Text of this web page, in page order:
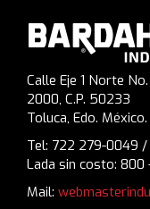
Calle Eje 1 Norte
2000, C.P. 50233
Toluca, Edo. México.
Tel: 722 279-0049
Lada sin costo: 800
Mail: